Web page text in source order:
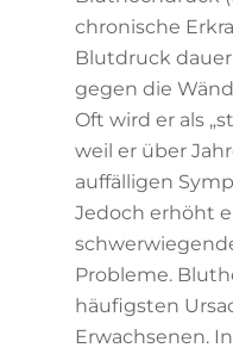
chronische
Blutdruck
gegen die
Oft wird er als
weil er über
auffälligen
Jedoch erhöht
Probleme.
häufigsten
Erwachsenen.